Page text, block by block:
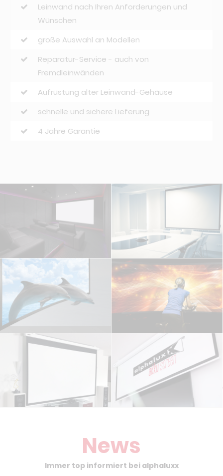
Leinwand nach Ihren Anforderungen und
Wünschen
große Auswahl an Modellen
Reparatur-Service - auch von
Fremdleinwänden
Aufrüstung alter Leinwand-Gehäuse
schnelle und sichere Lieferung
4 Jahre Garantie
News
Immer top informiert bei alphaluxx